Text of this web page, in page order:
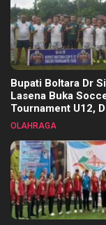
Bupati Boltara Dr
Lasena Buka
Tournament U12,
Pembinaan Merata
OLAHRAGA